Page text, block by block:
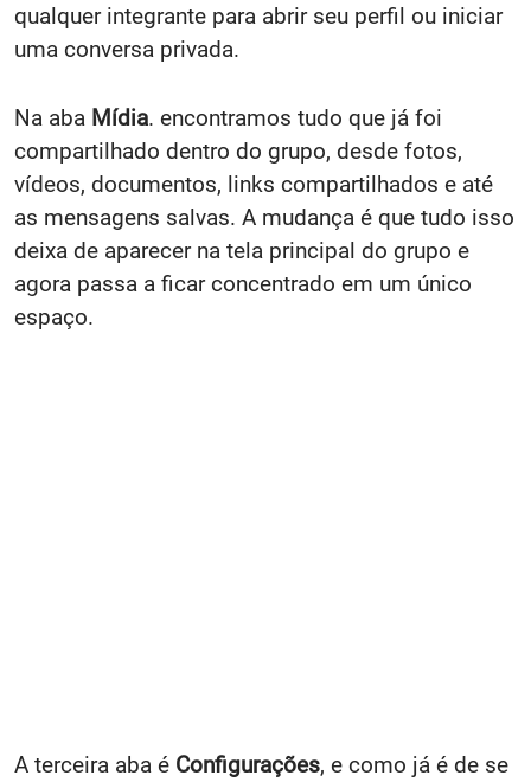
qualquer integrante para abrir seu perfil ou iniciar
uma conversa privada.
Na aba Mídia. encontramos tudo que já foi
compartilhado dentro do grupo, desde fotos,
vídeos, documentos, links compartilhados e até
as mensagens salvas. A mudança é que tudo isso
deixa de aparecer na tela principal do grupo e
agora passa a ficar concentrado em um único
espaço.
A terceira aba é Configurações, e como já é de se